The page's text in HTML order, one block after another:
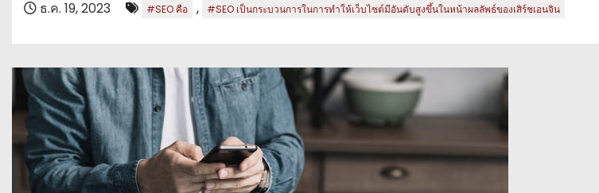
ธ.ค. 19, 2023 #SEO คือ , #SEO เป็นกระบวนการในการทำให้เว็บไซต์มีอันดับสูงขึ้นในหน้าผลลัพธ์ของเสิร์ชเอนจิน